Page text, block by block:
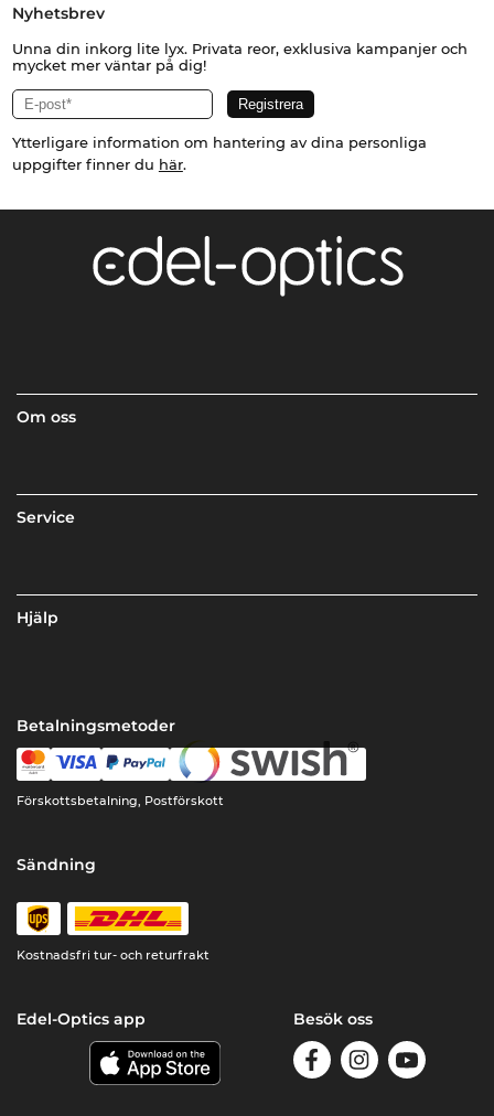
Nyhetsbrev
Unna din inkorg lite lyx. Privata reor, exklusiva kampanjer och
mycket mer väntar på dig!
Ytterligare information om hantering av dina personliga
uppgifter finner du här.
Om oss
Service
Hjälp
Betalningsmetoder
Förskottsbetalning, Postförskott
Sändning
Kostnadsfri tur- och returfrakt
Edel-Optics app Besök oss